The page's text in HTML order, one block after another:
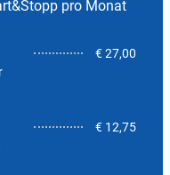
pro Monat
€ 27,00
€ 12,75